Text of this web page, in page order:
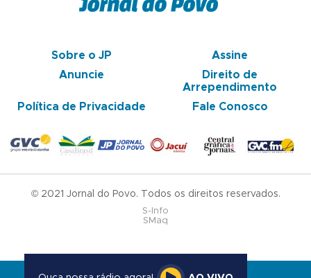
Sobre o JP
Assine
Anuncie
Direito de
Arrependimento
Política de Privacidade
Fale Conosco
© 2021 Jornal do Povo. Todos os direitos reservados.
S-Info
SMaq